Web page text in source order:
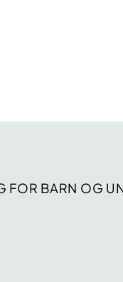
FOR BARN OG